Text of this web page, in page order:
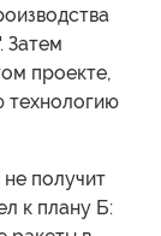
Затем
проекте,
технологию
получит
к плану Б: